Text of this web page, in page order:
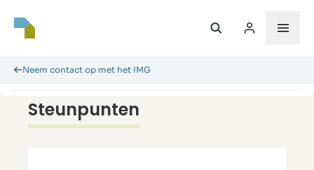
Neem contact op met het IMG
Steunpunten